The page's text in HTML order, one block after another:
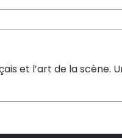
et l’art de la scène.